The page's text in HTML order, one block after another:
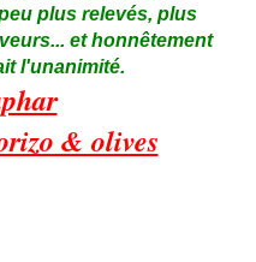
plus relevés, plus
et honnêtement
l'unanimité.
& olives